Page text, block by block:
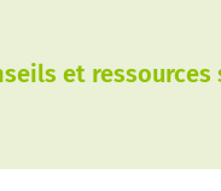
et ressources